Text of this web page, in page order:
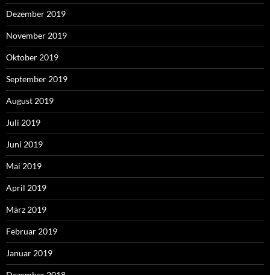
Dezember 2019
November 2019
Oktober 2019
September 2019
August 2019
Juli 2019
Juni 2019
Mai 2019
April 2019
März 2019
Februar 2019
Januar 2019